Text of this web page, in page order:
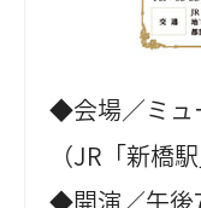
◆会場／ミュ
（JR「新橋